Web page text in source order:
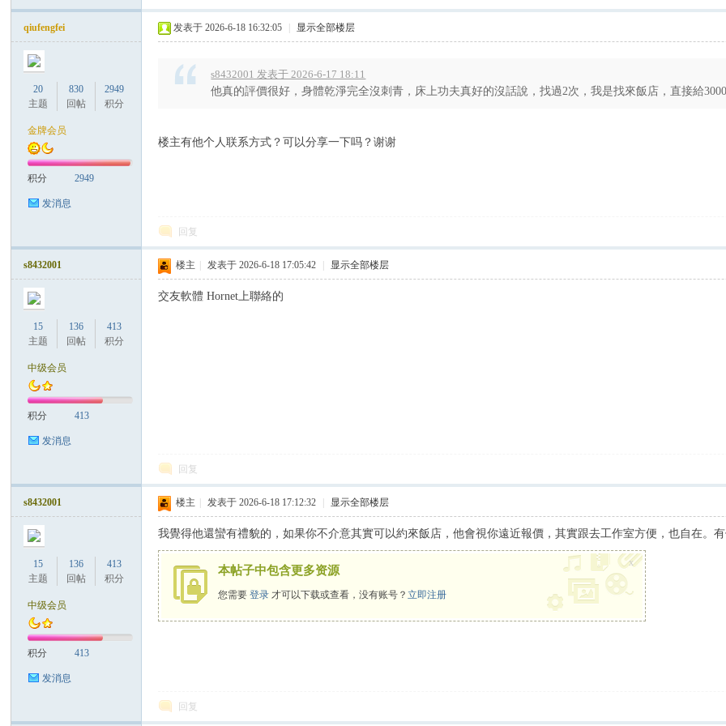
qiufengfei
20
主题
830
回帖
2949
积分
金牌会员
积分 2949
发消息
发表于 2026-6-18 16:32:05 显示全部楼层
s8432001 发表于 2026-6-17 18:11
他真的評價很好，身體乾淨完全沒刺青，床上功夫真好的沒話說，找過2次，我是找來飯店，直接給
楼主有他个人联系方式？可以分享一下吗？谢谢
回复
s8432001
15
主题
136
回帖
413
积分
中级会员
积分 413
发消息
楼主 发表于 2026-6-18 17:05:42 显示全部楼层
交友軟體 Hornet上聯絡的
回复
s8432001
15
主题
136
回帖
413
积分
中级会员
积分 413
发消息
楼主 发表于 2026-6-18 17:12:32 显示全部楼层
我覺得他還蠻有禮貌的，如果你不介意其實可以約來飯店，他會視你遠近報價，其實跟去工作室方便，也自在。
本帖子中包含更多资源
您需要登录 才可以下载或查看，没有账号？立即注册
x
回复